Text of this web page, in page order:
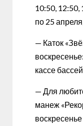
10:50, 12:50,
по 25
— Каток
кассе
— Для
манеж